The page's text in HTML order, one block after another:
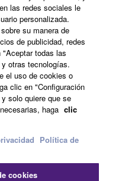
Terminos de uso
las redes sociales le
personalizada.
su manera de
de publicidad, redes
todas las
otras tecnologías.
el uso de cookies o
clic en "Configuración
solo quiere que se
haga clic
Política de
cookies